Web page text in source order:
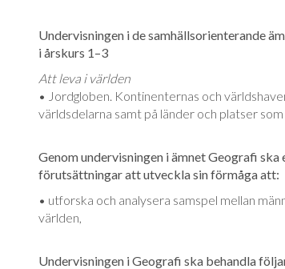
Undervisningen i de samhällsorienterande
i årskurs 1–3
Att leva i världen
• Jordgloben. Kontinenternas och
världsdelarna samt på länder och platser
Genom undervisningen i ämnet Geografi
förutsättningar att utveckla sin förmåga att:
• utforska och analysera samspel mellan
världen,
Undervisningen i Geografi ska behandla